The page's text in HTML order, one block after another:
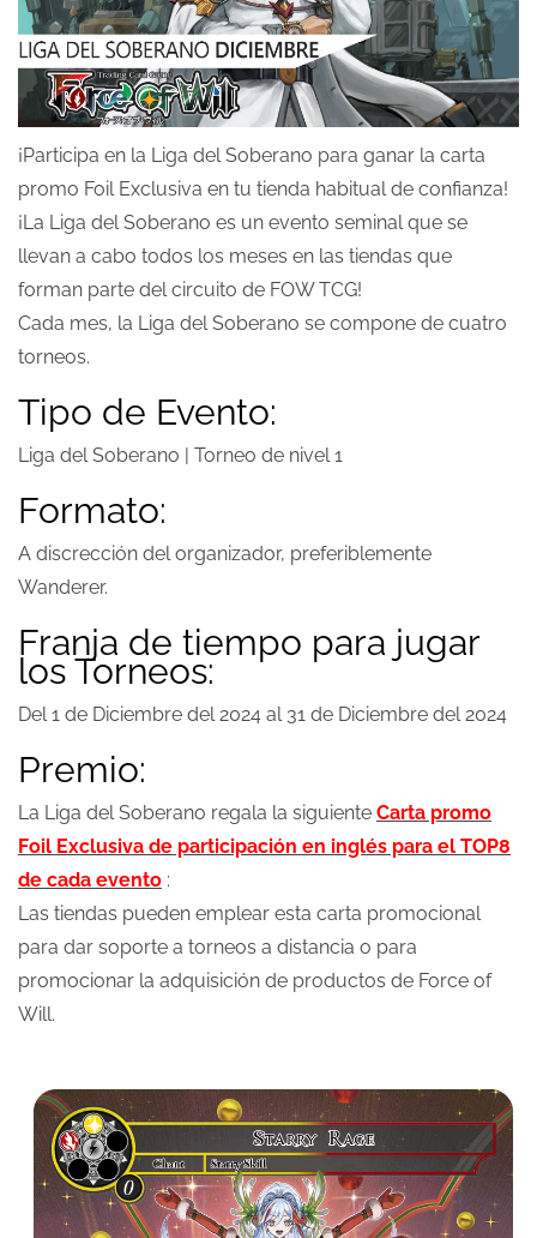
¡Participa en la Liga del Soberano para ganar la carta
promo Foil Exclusiva en tu tienda habitual de confianza!
¡La Liga del Soberano es un evento seminal que se
llevan a cabo todos los meses en las tiendas que
forman parte del circuito de FOW TCG!
Cada mes, la Liga del Soberano se compone de cuatro
torneos.
Tipo de Evento:
Liga del Soberano | Torneo de nivel 1
Formato:
A discrección del organizador, preferiblemente
Wanderer.
Franja de tiempo para jugar
los Torneos:
Del 1 de Diciembre del 2024 al 31 de Diciembre del 2024
Premio:
La Liga del Soberano regala la siguiente Carta promo
Foil Exclusiva de participación en inglés para el TOP8
de cada evento :
Las tiendas pueden emplear esta carta promocional
para dar soporte a torneos a distancia o para
promocionar la adquisición de productos de Force of
Will.